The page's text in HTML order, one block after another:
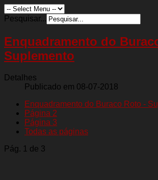
Pesquisar...
Enquadramento do
Suplemento
Detalhes
Publicado em 08-07-2018
Enquadramento do Buraco Roto -
Página 2
Página 3
Todas as páginas
Pág. 1 de 3